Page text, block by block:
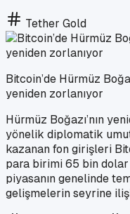
Tether Gold
Bitcoin’de Hürmüz
yeniden zorlanıyor
Hürmüz Boğazı’nın
yönelik diplomatik
kazanan fon girişleri
para birimi 65 bin dolar
piyasanın genelinde
gelişmelerin seyrine